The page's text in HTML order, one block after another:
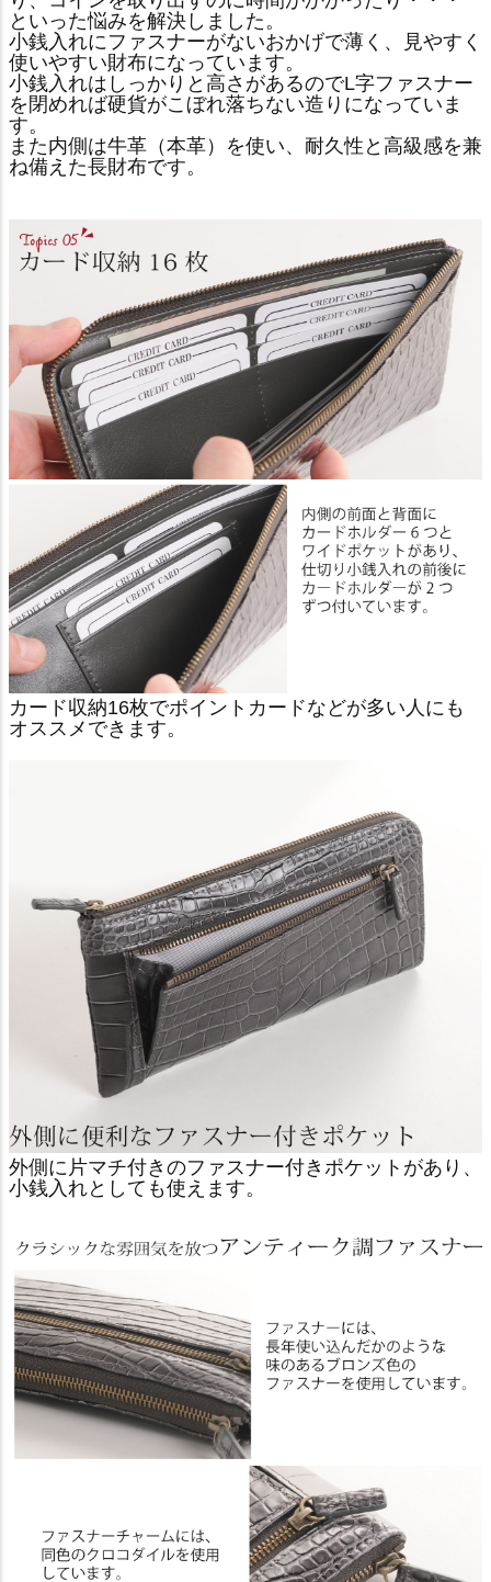
といった悩みを解決しました。
小銭入れにファスナーがないおかげで薄く、見やすく
使いやすい財布になっています。
小銭入れはしっかりと高さがあるのでL字ファスナー
を閉めれば硬貨がこぼれ落ちない造りになっていま
す。
また内側は牛革（本革）を使い、耐久性と高級感を兼
ね備えた長財布です。
カード収納16枚でポイントカードなどが多い人にも
オススメできます。
外側に片マチ付きのファスナー付きポケットがあり、
小銭入れとしても使えます。